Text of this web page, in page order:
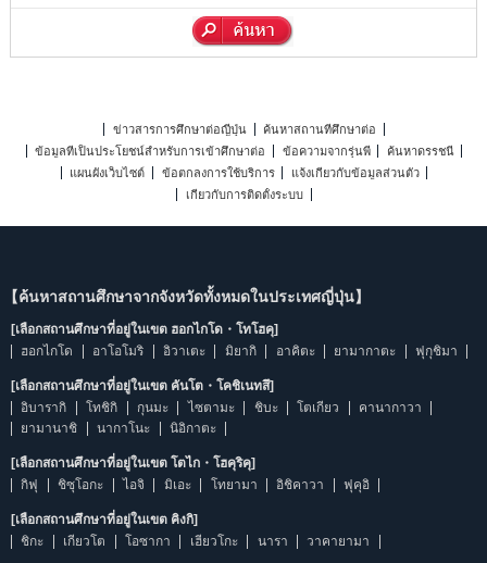
ข่าวสารการศึกษาต่อญี่ปุ่น
ค้นหาสถานที่ศึกษาต่อ
ข้อมูลที่เป็นประโยชน์สำหรับการเข้าศึกษาต่อ
ข้อความจากรุ่นพี่
ค้นหาดรรชนี
แผนผังเว็บไซต์
ข้อตกลงการใช้บริการ
แจ้งเกี่ยวกับข้อมูลส่วนตัว
เกี่ยวกับการติดตั้งระบบ
【ค้นหาสถานศึกษาจากจังหวัดทั้งหมดในประเทศญี่ปุ่น】
[เลือกสถานศึกษาที่อยู่ในเขต ฮอกไกโด・โทโฮคุ]
ฮอกไกโด
อาโอโมริ อิวาเตะ มิยากิ อาคิตะ ยามากาตะ ฟุกุชิมา
[เลือกสถานศึกษาที่อยู่ในเขต คันโต・โคชิเนทสึ]
อิบารากิ
โทชิกิ กุนมะ ไซตามะ ชิบะ โตเกียว
คานากาวา
ยามานาชิ
นากาโนะ นิอิกาตะ
[เลือกสถานศึกษาที่อยู่ในเขต โตไก・โฮคุริคุ]
กิฟุ
ชิซุโอกะ ไอจิ มิเอะ โทยามา อิชิคาวา ฟุคุอิ
[เลือกสถานศึกษาที่อยู่ในเขต คิงกิ]
ชิกะ
เกียวโต โอซากา เฮียวโกะ นารา วาคายามา